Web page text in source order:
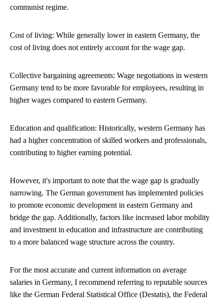
communist regime.
Cost of living: While generally lower in eastern Germany, the
cost of living does not entirely account for the wage gap.
Collective bargaining agreements: Wage negotiations in western
Germany tend to be more favorable for employees, resulting in
higher wages compared to eastern Germany.
Education and qualification: Historically, western Germany has
had a higher concentration of skilled workers and professionals,
contributing to higher earning potential.
However, it's important to note that the wage gap is gradually
narrowing. The German government has implemented policies
to promote economic development in eastern Germany and
bridge the gap. Additionally, factors like increased labor mobility
and investment in education and infrastructure are contributing
to a more balanced wage structure across the country.
For the most accurate and current information on average
salaries in Germany, I recommend referring to reputable sources
like the German Federal Statistical Office (Destatis), the Federal